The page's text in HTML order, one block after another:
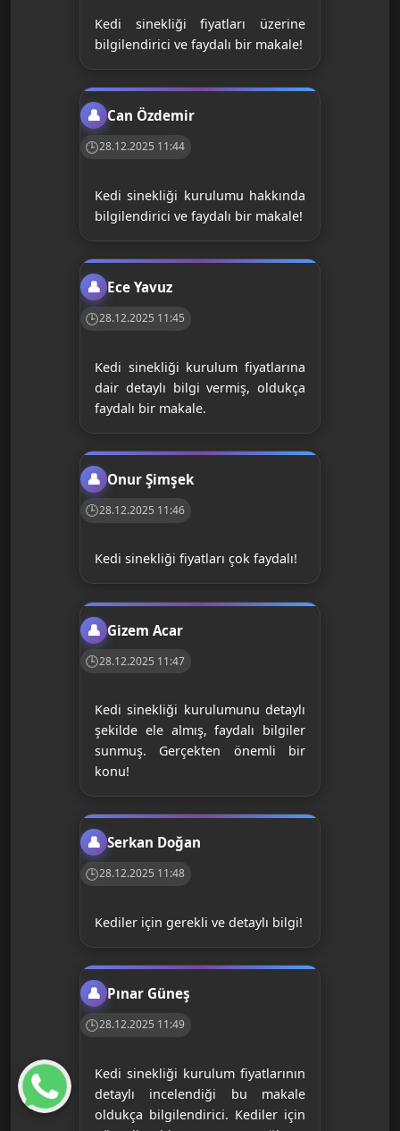
Kedi sinekliği fiyatları üzerine
bilgilendirici ve faydalı bir makale!
Can Özdemir
28.12.2025 11:44
Kedi sinekliği kurulumu hakkında
bilgilendirici ve faydalı bir makale!
Ece Yavuz
28.12.2025 11:45
Kedi sinekliği kurulum fiyatlarına
dair detaylı bilgi vermiş, oldukça
faydalı bir makale.
Onur Şimşek
28.12.2025 11:46
Kedi sinekliği fiyatları çok faydalı!
Gizem Acar
28.12.2025 11:47
Kedi sinekliği kurulumunu detaylı
şekilde ele almış, faydalı bilgiler
sunmuş. Gerçekten önemli bir
konu!
Serkan Doğan
28.12.2025 11:48
Kediler için gerekli ve detaylı bilgi!
Pınar Güneş
28.12.2025 11:49
Kedi sinekliği kurulum fiyatlarının
detaylı incelendiği bu makale
oldukça bilgilendirici. Kediler için